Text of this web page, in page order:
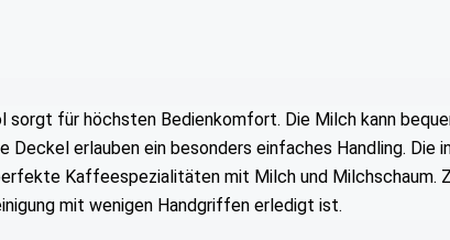
sorgt für höchsten Bedienkomfort. Die Milch kann
Deckel erlauben ein besonders einfaches Handling.
Kaffeespezialitäten mit Milch und Milchschaum.
mit wenigen Handgriffen erledigt ist.